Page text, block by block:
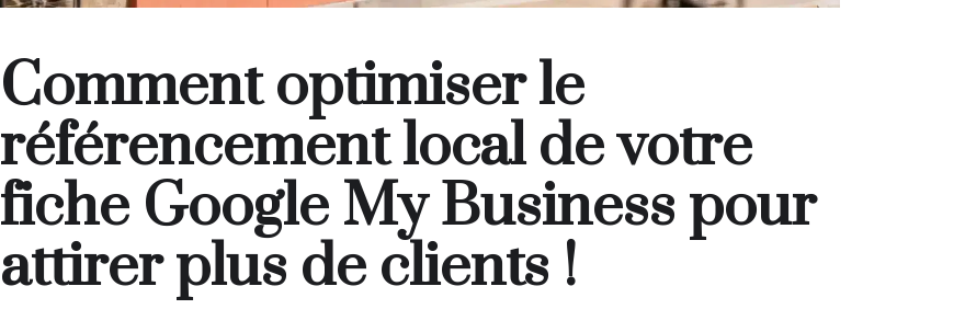
Comment optimiser le
référencement local de votre
fiche Google My Business pour
attirer plus de clients !